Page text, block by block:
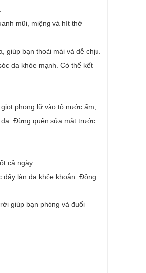
mũi, miệng và hít thở
giúp bạn thoải mái và dễ chịu.
da khỏe mạnh. Có thể kết
phong lữ vào tô nước ấm,
da. Đừng quên sửa mặt trước
cả ngày.
đẩy làn da khỏe khoắn. Đồng
giúp bạn phòng và đuổi